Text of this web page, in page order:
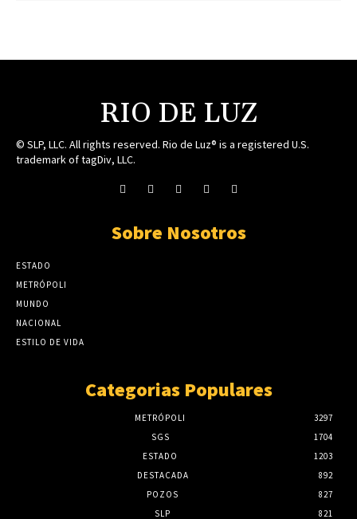
RIO DE LUZ
© SLP, LLC. All rights reserved. Rio de Luz® is a registered U.S.
trademark of tagDiv, LLC.
Sobre Nosotros
ESTADO
METRÓPOLI
MUNDO
NACIONAL
ESTILO DE VIDA
Categorias Populares
METRÓPOLI
3297
SGS
1704
ESTADO
1203
DESTACADA
892
POZOS
827
SLP
821